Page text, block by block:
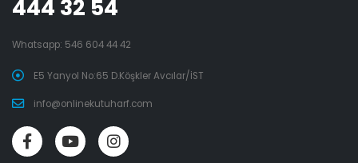
444 32 54
Whatsapp: 546 604 44 42
E5 Yanyol No:65 D.Köşkler Avcılar/İST
info@onlinekutuharf.com